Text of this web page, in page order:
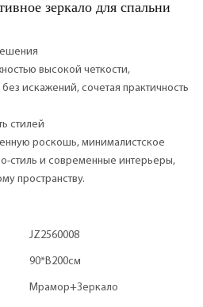
зеркало для спальни
высокой четкости,
искажений, сочетая практичность
стилей
роскошь, минималистское
стиль и современные интерьеры,
пространству.
JZ2560008
90*В200см
Мрамор+Зеркало